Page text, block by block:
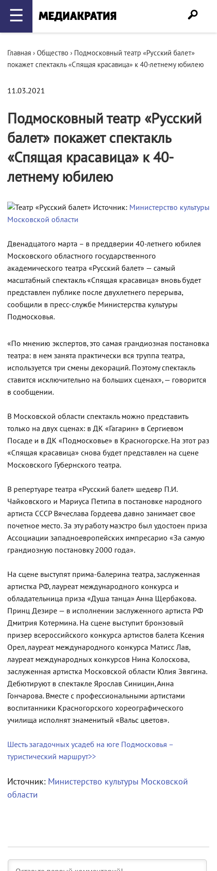
☰
Главная › Общество › Подмосковный театр «Русский балет»
покажет спектакль «Спящая красавица» к 40-летнему юбилею
11.03.2021
Подмосковный театр «Русский
балет» покажет спектакль
«Спящая красавица» к 40-
летнему юбилею
Источник: Министерство культуры
Московской области
Двенадцатого марта – в преддверии 40-летнего юбилея
Московского областного государственного
академического театра «Русский балет» — самый
масштабный спектакль «Спящая красавица» вновь будет
представлен публике после двухлетнего перерыва,
сообщили в пресс-службе Министерства культуры
Подмосковья.
«По мнению экспертов, это самая грандиозная постановка
театра: в нем занята практически вся труппа театра,
используется три смены декораций. Поэтому спектакль
ставится исключительно на больших сценах», — говорится
в сообщении.
В Московской области спектакль можно представить
только на двух сценах: в ДК «Гагарин» в Сергиевом
Посаде и в ДК «Подмосковье» в Красногорске. На этот раз
«Спящая красавица» снова будет представлен на сцене
Московского Губернского театра.
В репертуаре театра «Русский балет» шедевр П.И.
Чайковского и Мариуса Петипа в постановке народного
артиста СССР Вячеслава Гордеева давно занимает свое
почетное место. За эту работу маэстро был удостоен приза
Ассоциации западноевропейских импресарио «За самую
грандиозную постановку 2000 года».
На сцене выступят прима-балерина театра, заслуженная
артистка РФ, лауреат международного конкурса и
обладательница приза «Душа танца» Анна Щербакова.
Принц Дезире — в исполнении заслуженного артиста РФ
Дмитрия Котермина. На сцене выступит бронзовый
призер всероссийского конкурса артистов балета Ксения
Орел, лауреат международного конкурса Матисс Лав,
лауреат международных конкурсов Нина Колоскова,
заслуженная артистка Московской области Юлия Звягина.
Дебютируют в спектакле Ярослав Синицин, Анна
Гончарова. Вместе с профессиональными артистами
воспитанники Красногорского хореографического
училища исполнят знаменитый «Вальс цветов».
Шесть загадочных усадеб на юге Подмосковья –
туристический маршрут>>
Источник: Министерство культуры Московской
области